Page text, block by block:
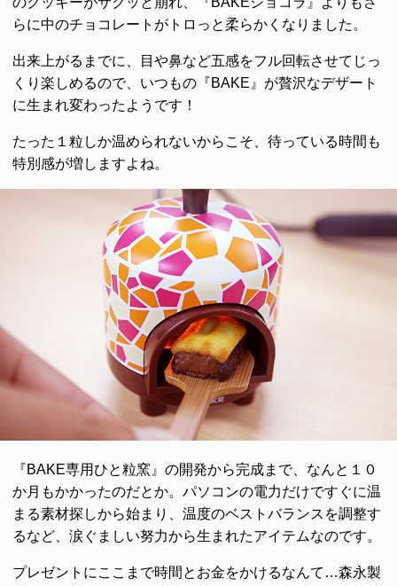
らに中のチョコレートがトロっと柔らかくなりました。
出来上がるまでに、目や鼻など五感をフル回転させてじっ
くり楽しめるので、いつもの『BAKE』が贅沢なデザート
に生まれ変わったようです！
たった１粒しか温められないからこそ、待っている時間も
特別感が増しますよね。
『BAKE専用ひと粒窯』の開発から完成まで、なんと１０
か月もかかったのだとか。パソコンの電力だけですぐに温
まる素材探しから始まり、温度のベストバランスを調整す
るなど、涙ぐましい努力から生まれたアイテムなのです。
プレゼントにここまで時間とお金をかけるなんて…森永製